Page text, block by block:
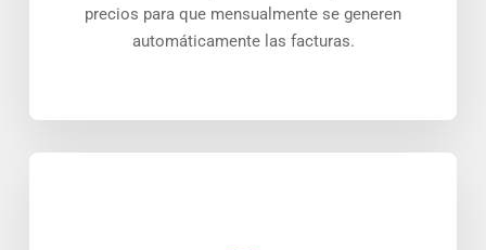
precios para que mensualmente se generen
automáticamente las facturas.